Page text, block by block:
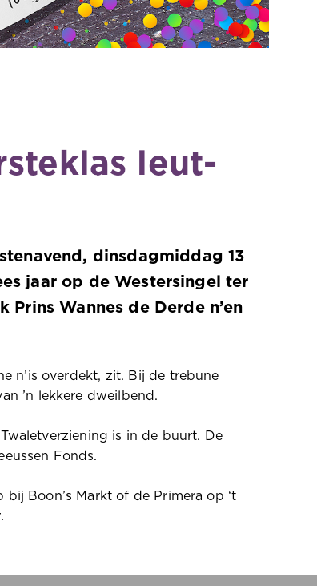
leut-
dinsdagmiddag 13
jaar op de Westersingel ter
Wannes de Derde n’en
n’is overdekt, zit. Bij de trebune
’n lekkere dweilbend.
Twaletverziening is in de buurt. De
Fonds.
bij Boon’s Markt of de Primera op ‘t